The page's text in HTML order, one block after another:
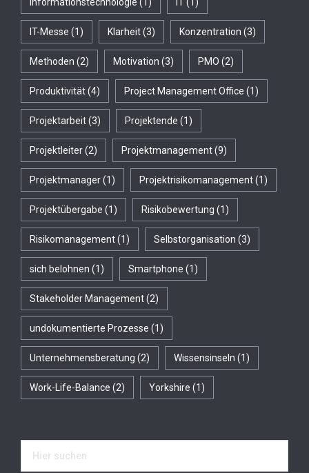
IT-Messe (1) Klarheit(3) Konzentration (3)
Methoden (2) Motivation (3) PMO (2)
Produktivität(4) Project Management Office (1)
Projektarbeit(3) Projektende (1)
Projektleiter(2) Projektmanagement(9)
Projektmanager(1) Projektrisikomanagement(1)
Projektübergabe (1) Risikobewertung (1)
Risikomanagement(1) Selbstorganisation (3)
sich belohnen (1) Smartphone (1)
Stakeholder Management(2)
undokumentierte Prozesse (1)
Unternehmensberatung (2) Wissensinseln (1)
Work-Life-Balance (2) Yorkshire (1)